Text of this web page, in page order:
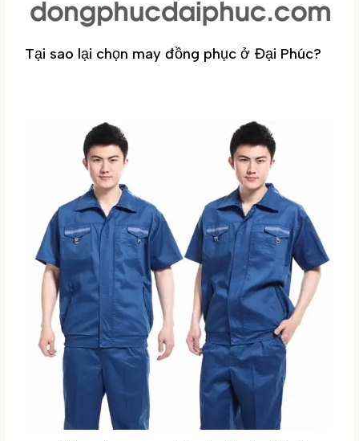
Tại sao lại chọn may đồng phục ở Đại Phúc?